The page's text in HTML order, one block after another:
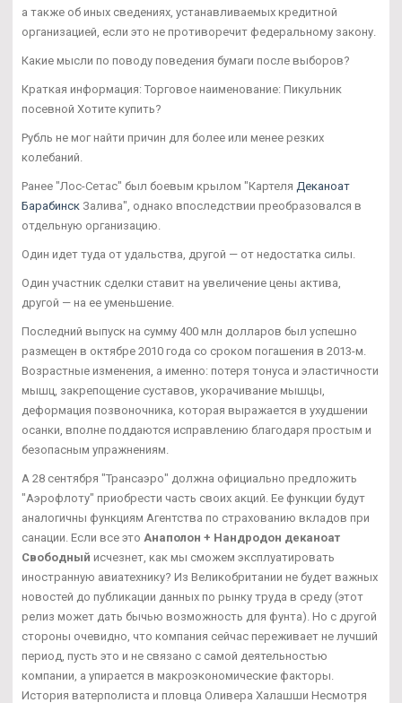
а также об иных сведениях, устанавливаемых кредитной
организацией, если это не противоречит федеральному закону.
Какие мысли по поводу поведения бумаги после выборов?
Краткая информация: Торговое наименование: Пикульник
посевной Хотите купить?
Рубль не мог найти причин для более или менее резких
колебаний.
Ранее "Лос-Сетас" был боевым крылом "Картеля Деканоат
Барабинск Залива", однако впоследствии преобразовался в
отдельную организацию.
Один идет туда от удальства, другой — от недостатка силы.
Один участник сделки ставит на увеличение цены актива,
другой — на ее уменьшение.
Последний выпуск на сумму 400 млн долларов был успешно
размещен в октябре 2010 года со сроком погашения в 2013-м.
Возрастные изменения, а именно: потеря тонуса и эластичности
мышц, закрепощение суставов, укорачивание мышцы,
деформация позвоночника, которая выражается в ухудшении
осанки, вполне поддаются исправлению благодаря простым и
безопасным упражнениям.
А 28 сентября "Трансаэро" должна официально предложить
"Аэрофлоту" приобрести часть своих акций. Ее функции будут
аналогичны функциям Агентства по страхованию вкладов при
санации. Если все это Анаполон + Нандродон деканоат
Свободный исчезнет, как мы сможем эксплуатировать
иностранную авиатехнику? Из Великобритании не будет важных
новостей до публикации данных по рынку труда в среду (этот
релиз может дать бычью возможность для фунта). Но с другой
стороны очевидно, что компания сейчас переживает не лучший
период, пусть это и не связано с самой деятельностью
компании, а упирается в макроэкономические факторы.
История ватерполиста и пловца Оливера Халашши Несмотря